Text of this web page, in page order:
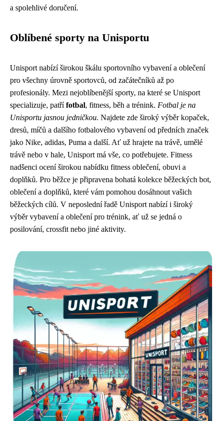
a spolehlivé doručení.
Oblíbené sporty na Unisportu
Unisport nabízí širokou škálu sportovního vybavení a oblečení
pro všechny úrovně sportovců, od začátečníků až po
profesionály. Mezi nejoblíbenější sporty, na které se Unisport
specializuje, patřífotbal, fitness, běh a trénink. Fotbal je na
Unisportu jasnou jedničkou. Najdete zde široký výběr kopaček,
dresů, míčů a dalšího fotbalového vybavení od předních značek
jako Nike, adidas, Puma a další. Ať už hrajete na trávě, umělé
trávě nebo v hale, Unisport má vše, co potřebujete. Fitness
nadšenci ocení širokou nabídku fitness oblečení, obuvi a
doplňků. Pro běžce je připravena bohatá kolekce běžeckých bot,
oblečení a doplňků, které vám pomohou dosáhnout vašich
běžeckých cílů. V neposlední řadě Unisport nabízí i široký
výběr vybavení a oblečení pro trénink, ať už se jedná o
posilování, crossfit nebo jiné aktivity.